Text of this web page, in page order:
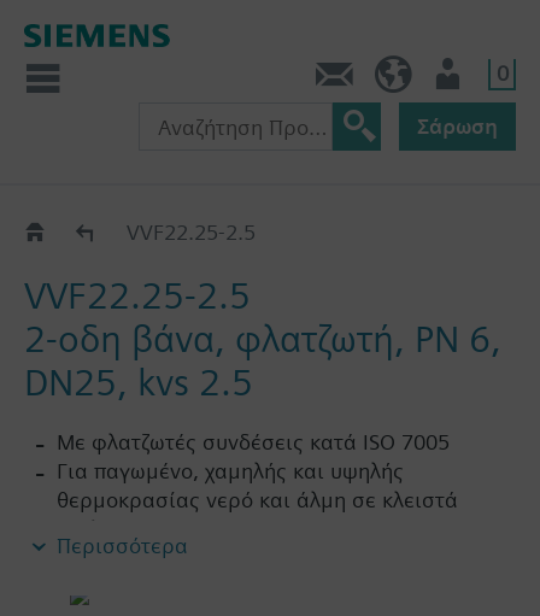
0
Σάρωση
VVF22..VVF22.25-2.5
VVF22.25-2.5
2-οδη βάνα, φλατζωτή, PN 6,
DN25, kvs 2.5
Με φλατζωτές συνδέσεις κατά ISO 7005
Για παγωμένο, χαμηλής και υψηλής
θερμοκρασίας νερό και άλμη σε κλειστά
κυκλώματα
Περισσότερα